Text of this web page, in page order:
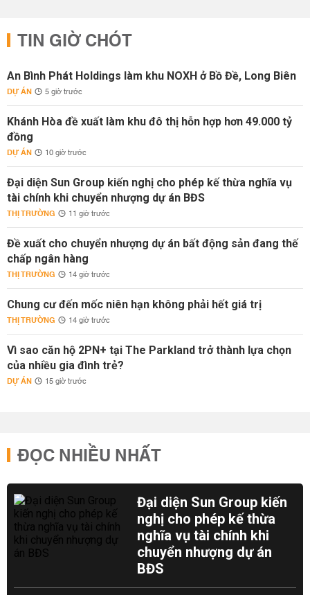
TIN GIỜ CHÓT
An Bình Phát Holdings làm khu NOXH ở Bồ Đề, Long Biên
DỰ ÁN 5 giờ trước
Khánh Hòa đề xuất làm khu đô thị hỗn hợp hơn 49.000 tỷ
đồng
DỰ ÁN 10 giờ trước
Đại diện Sun Group kiến nghị cho phép kế thừa nghĩa vụ
tài chính khi chuyển nhượng dự án BĐS
THỊ TRƯỜNG 11 giờ trước
Đề xuất cho chuyển nhượng dự án bất động sản đang thế
chấp ngân hàng
THỊ TRƯỜNG 14 giờ trước
Chung cư đến mốc niên hạn không phải hết giá trị
THỊ TRƯỜNG 14 giờ trước
Vì sao căn hộ 2PN+ tại The Parkland trở thành lựa chọn
của nhiều gia đình trẻ?
DỰ ÁN 15 giờ trước
ĐỌC NHIỀU NHẤT
Đại diện Sun Group kiến
nghị cho phép kế thừa
nghĩa vụ tài chính khi
chuyển nhượng dự án
BĐS